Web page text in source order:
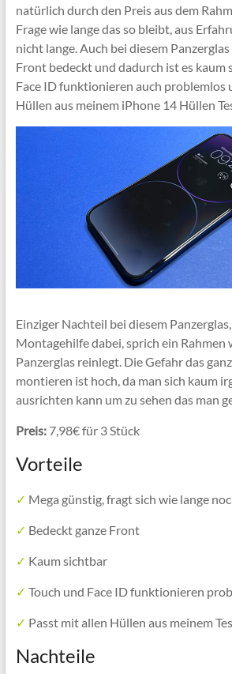
natürlich durch den Preis aus dem
Frage wie lange das so bleibt, aus
nicht lange. Auch bei diesem
Front bedeckt und dadurch ist es kaum
Face ID funktionieren auch problemlos
Hüllen aus meinem iPhone 14 Hüllen
Einziger Nachteil bei diesem
Montagehilfe dabei, sprich ein Rahmen
Panzerglas reinlegt. Die Gefahr das
montieren ist hoch, da man sich kaum
ausrichten kann um zu sehen das man
Preis:7,98€ für 3 Stück
Vorteile
✓ Mega günstig, fragt sich wie lange
✓ Bedeckt ganze Front
✓ Kaum sichtbar
✓ Touch und Face ID funktionieren
✓ Passt mit allen Hüllen aus meinem
Nachteile